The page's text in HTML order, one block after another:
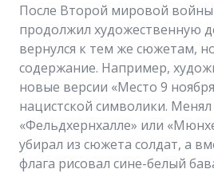
После Второй мировой
продолжил художественную
вернулся к тем же сюжетам,
содержание. Например,
новые версии «Место 9
нацистской символики.
«Фельдхернхалле» или
убирал из сюжета солдат, а
флага рисовал сине-белый